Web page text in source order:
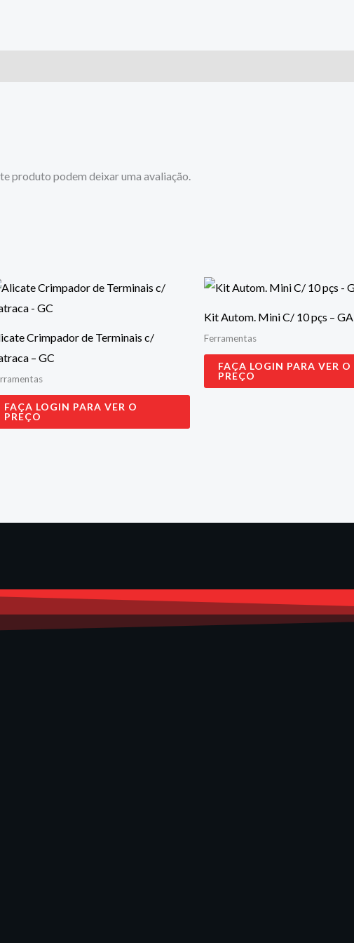
produto podem deixar uma avaliação.
Crimpador de Terminais c/
– GC
FAÇA LOGIN PARA VER O
PREÇO
Kit Autom. Mini C/ 10 pçs –
Ferramentas
FAÇA LOGIN PARA VER O
PREÇO